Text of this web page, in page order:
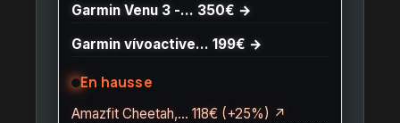
Garmin Venu 3 -… 350€ →
Garmin vívoactive… 199€ →
En hausse
Amazfit Cheetah,… 118€ (+25%) ↗